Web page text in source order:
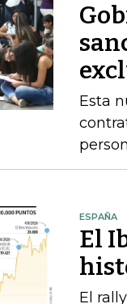
Esta
ESPAÑA
El
El